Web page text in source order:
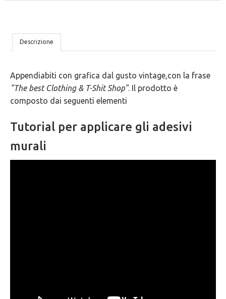
LE
5
GARANZIE
Descrizione
Appendiabiti con grafica dal gusto vintage,con la frase
"The best Clothing & T-Shit Shop". Il prodotto è
composto dai seguenti elementi
Tutorial per applicare gli adesivi
murali